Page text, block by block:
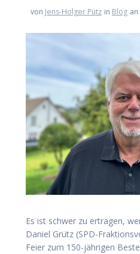
von Jens-Holger Pütz in Blog
Es ist schwer zu ertragen,
Daniel Grütz (SPD-
Feier zum 150-jährigen